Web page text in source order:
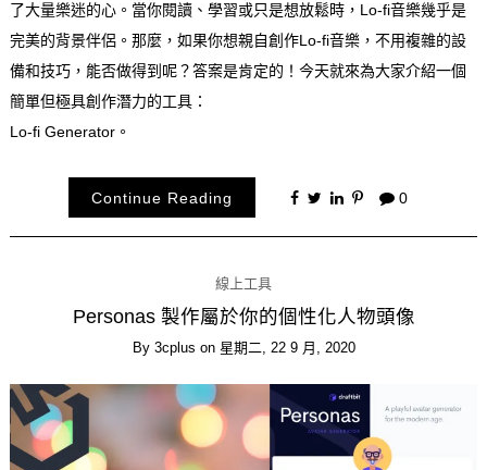
了大量樂迷的心。當你閱讀、學習或只是想放鬆時，Lo-fi音樂幾乎是
完美的背景伴侶。那麼，如果你想親自創作Lo-fi音樂，不用複雜的設
備和技巧，能否做得到呢？答案是肯定的！今天就來為大家介紹一個
簡單但極具創作潛力的工具：
Lo-fi Generator。
Continue Reading 0
線上工具
Personas 製作屬於你的個性化人物頭像
By 3cplus on 星期二, 22 9 月, 2020